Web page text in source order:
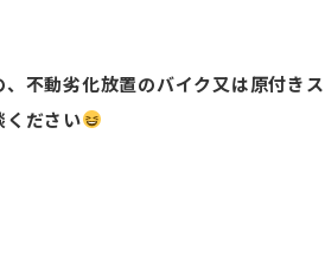
不動劣化放置のバイク又は原付き
ください